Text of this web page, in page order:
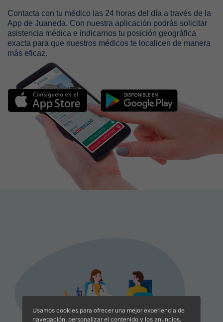
Contacta con tu médico las 24 horas del día a través de la
App de Juaneda. Con nuestra aplicación podrás solicitar
asistencia médica e indicarnos tu posición geográfica
exacta para que nuestros médicos te localicen de manera
más eficaz.
Usamos cookies para ofrecer una mejor experiencia de
navegación, personalizar el contenido y los anuncios,